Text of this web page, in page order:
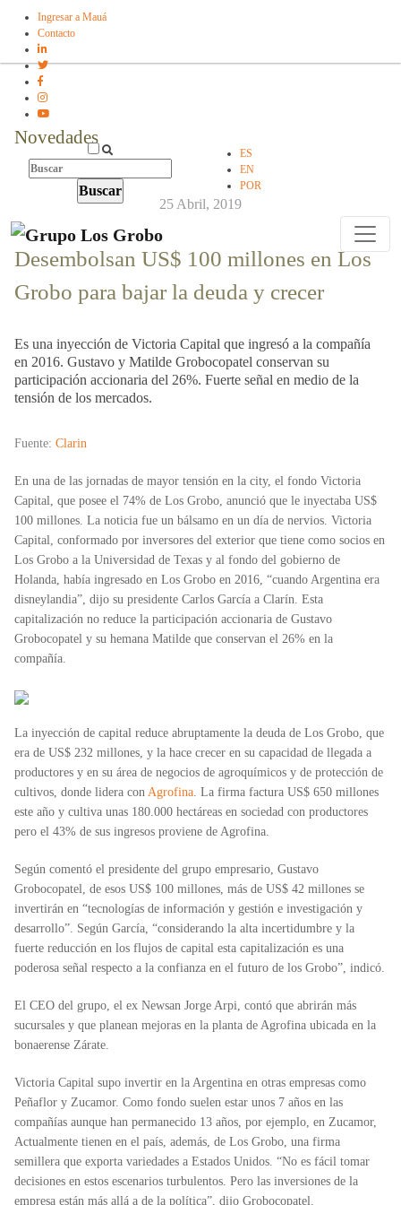
Ingresar a Mauá
Contacto
ES
EN
POR
Novedades
25 Abril, 2019
Desembolsan US$ 100 millones en Los
Grobo para bajar la deuda y crecer
Es una inyección de Victoria Capital que ingresó a la compañía
en 2016. Gustavo y Matilde Grobocopatel conservan su
participación accionaria del 26%. Fuerte señal en medio de la
tensión de los mercados.
Fuente: Clarin
En una de las jornadas de mayor tensión en la city, el fondo Victoria
Capital, que posee el 74% de Los Grobo, anunció que le inyectaba US$
100 millones. La noticia fue un bálsamo en un día de nervios. Victoria
Capital, conformado por inversores del exterior que tiene como socios en
Los Grobo a la Universidad de Texas y al fondo del gobierno de
Holanda, había ingresado en Los Grobo en 2016, “cuando Argentina era
disneylandia”, dijo su presidente Carlos García a Clarín. Esta
capitalización no reduce la participación accionaria de Gustavo
Grobocopatel y su hemana Matilde que conservan el 26% en la
compañía.
La inyección de capital reduce abruptamente la deuda de Los Grobo, que
era de US$ 232 millones, y la hace crecer en su capacidad de llegada a
productores y en su área de negocios de agroquímicos y de protección de
cultivos, donde lidera con Agrofina. La firma factura US$ 650 millones
este año y cultiva unas 180.000 hectáreas en sociedad con productores
pero el 43% de sus ingresos proviene de Agrofina.
Según comentó el presidente del grupo empresario, Gustavo
Grobocopatel, de esos US$ 100 millones, más de US$ 42 millones se
invertirán en “tecnologías de información y gestión e investigación y
desarrollo”. Según García, “considerando la alta incertidumbre y la
fuerte reducción en los flujos de capital esta capitalización es una
poderosa señal respecto a la confianza en el futuro de los Grobo”, indicó.
El CEO del grupo, el ex Newsan Jorge Arpi, contó que abrirán más
sucursales y que planean mejoras en la planta de Agrofina ubicada en la
bonaerense Zárate.
Victoria Capital supo invertir en la Argentina en otras empresas como
Peñaflor y Zucamor. Como fondo suelen estar unos 7 años en las
compañías aunque han permanecido 13 años, por ejemplo, en Zucamor,
Actualmente tienen en el país, además, de Los Grobo, una firma
semillera que exporta variedades a Estados Unidos. “No es fácil tomar
decisiones en estos escenarios turbulentos. Pero las inversiones de la
empresa están más allá a de la política”, dijo Grobocopatel.